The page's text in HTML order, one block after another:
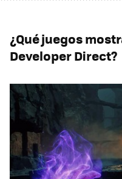
¿Qué juegos
Developer Direct?